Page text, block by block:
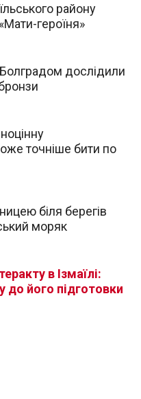
району
героїня»
Болградом дослідили
точніше бити по
біля берегів
моряк
в Ізмаїлі:
до його підготовки